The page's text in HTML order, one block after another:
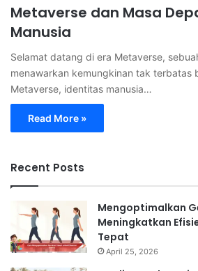
Metaverse dan Masa
Manusia
Selamat datang di era Metaverse,
menawarkan kemungkinan tak terbatas
Metaverse, identitas manusia…
Read More »
Recent Posts
Mengoptimalkan
Meningkatkan
Tepat
April 25, 2026